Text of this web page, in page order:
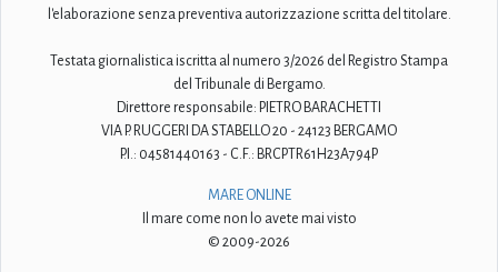
l'elaborazione senza preventiva autorizzazione scritta del titolare.
Testata giornalistica iscritta al numero 3/2026 del Registro Stampa
del Tribunale di Bergamo.
Direttore responsabile: PIETRO BARACHETTI
VIA P. RUGGERI DA STABELLO 20 - 24123 BERGAMO
P.I.: 04581440163 - C.F.: BRCPTR61H23A794P
MARE ONLINE
Il mare come non lo avete mai visto
© 2009-2026